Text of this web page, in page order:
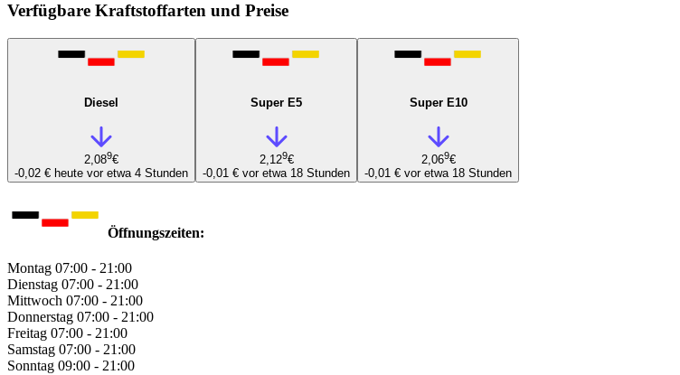
Verfügbare Kraftstoffarten und Preise
Diesel
2,089€
-0,02 € heute vor etwa 4 Stunden
Super E5
2,129€
-0,01 € vor etwa 18 Stunden
Super E10
2,069€
-0,01 € vor etwa 18 Stunden
Öffnungszeiten:
Montag 07:00 - 21:00
Dienstag 07:00 - 21:00
Mittwoch 07:00 - 21:00
Donnerstag 07:00 - 21:00
Freitag 07:00 - 21:00
Samstag 07:00 - 21:00
Sonntag 09:00 - 21:00